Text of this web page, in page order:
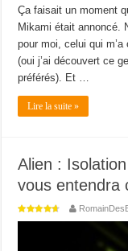
Ça faisait un moment
Mikami était annoncé.
pour moi, celui qui
(oui j’ai découvert ce
préférés). Et …
Lire la suite »
Alien :
vous entendra